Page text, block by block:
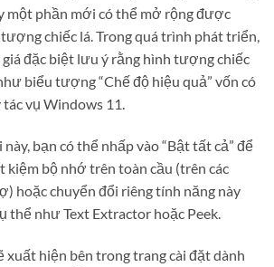
một phần mới có thể mở rộng được
chiếc lá. Trong quá trình phát triển,
đặc biệt lưu ý rằng hình tượng chiếc
biểu tượng “Chế độ hiệu quả” vốn có
vụ Windows 11.
bạn có thể nhấp vào “Bật tất cả” để
kiệm bộ nhớ trên toàn cầu (trên các
hoặc chuyển đổi riêng tính năng này
thể như Text Extractor hoặc Peek.
xuất hiện bên trong trang cài đặt dành